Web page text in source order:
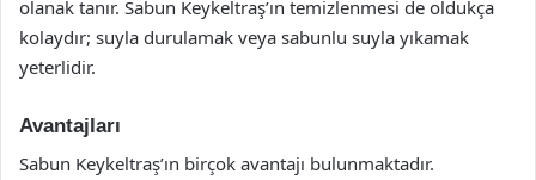
olanak tanır. Sabun Keykeltraş’ın temizlenmesi de oldukça
kolaydır; suyla durulamak veya sabunlu suyla yıkamak
yeterlidir.
Avantajları
Sabun Keykeltraş’ın birçok avantajı bulunmaktadır.